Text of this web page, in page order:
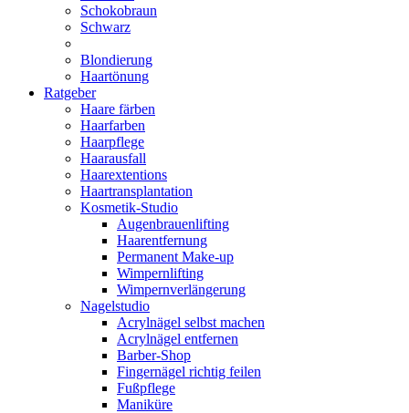
Schokobraun
Schwarz
Blondierung
Haartönung
Ratgeber
Haare färben
Haarfarben
Haarpflege
Haarausfall
Haarextentions
Haartransplantation
Kosmetik-Studio
Augenbrauenlifting
Haarentfernung
Permanent Make-up
Wimpernlifting
Wimpernverlängerung
Nagelstudio
Acrylnägel selbst machen
Acrylnägel entfernen
Barber-Shop
Fingernägel richtig feilen
Fußpflege
Maniküre